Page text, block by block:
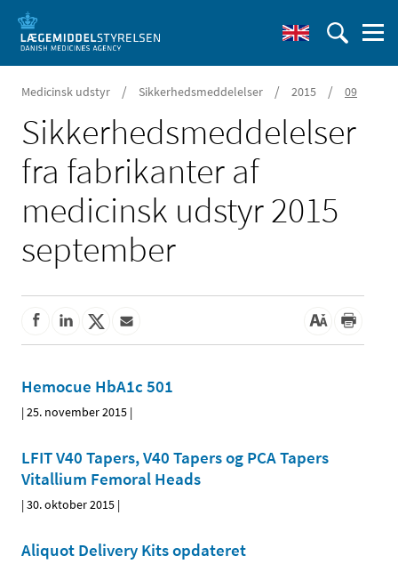
Medicinsk udstyr / Sikkerhedsmeddelelser / 2015 / 09
Sikkerheds­meddelelser
fra fabrikanter af
medicinsk udstyr 2015
september
Hemocue HbA1c 501
|25. november 2015 |
LFIT V40 Tapers, V40 Tapers og PCA Tapers
Vitallium Femoral Heads
|30. oktober 2015 |
Aliquot Delivery Kits opdateret